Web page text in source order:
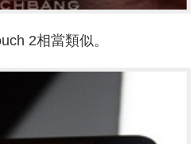
2相當類似。